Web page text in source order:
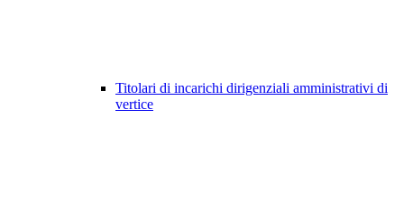
Titolari di incarichi dirigenziali amministrativi di
vertice